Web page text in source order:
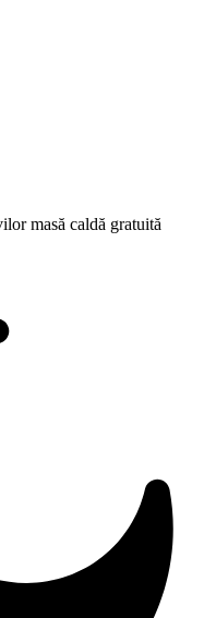
masă caldă gratuită